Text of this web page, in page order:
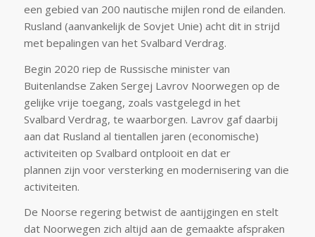
een gebied van 200 nautische mijlen rond de eilanden.
Rusland (aanvankelijk de Sovjet Unie) acht dit in strijd
met bepalingen van het Svalbard Verdrag.
Begin 2020 riep de Russische minister van
Buitenlandse Zaken Sergej Lavrov Noorwegen op de
gelijke vrije toegang, zoals vastgelegd in het
Svalbard Verdrag, te waarborgen. Lavrov gaf daarbij
aan dat Rusland al tientallen jaren (economische)
activiteiten op Svalbard ontplooit en dat er
plannen zijn voor versterking en modernisering van die
activiteiten.
De Noorse regering betwist de aantijgingen en stelt
dat Noorwegen zich altijd aan de gemaakte afspraken